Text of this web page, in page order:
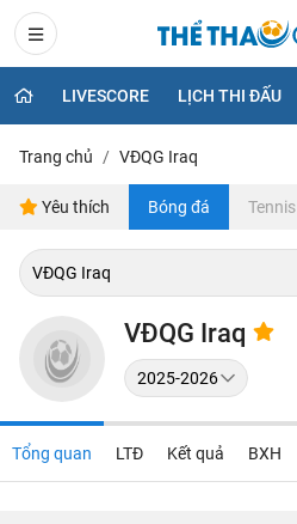
LIVESCORE LỊCH THI ĐẤU
Trang chủ VĐQG Iraq
Yêu thích Bóng đá Tennis
VĐQG Iraq
Tổng quan LTĐ Kết quả BXH